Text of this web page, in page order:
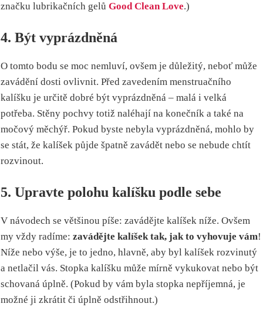
značku lubrikačních gelů Good Clean Love.)
4. Být vyprázdněná
O tomto bodu se moc nemluví, ovšem je důležitý, neboť může
zavádění dosti ovlivnit. Před zavedením menstruačního
kalíšku je určitě dobré být vyprázdněná – malá i velká
potřeba. Stěny pochvy totiž naléhají na konečník a také na
močový měchýř. Pokud byste nebyla vyprázdněná, mohlo by
se stát, že kalíšek půjde špatně zavádět nebo se nebude chtít
rozvinout.
5. Upravte polohu kalíšku podle sebe
V návodech se většinou píše: zavádějte kalíšek níže. Ovšem
my vždy radíme: zavádějte kalíšek tak, jak to vyhovuje vám!
Níže nebo výše, je to jedno, hlavně, aby byl kalíšek rozvinutý
a netlačil vás. Stopka kalíšku může mírně vykukovat nebo být
schovaná úplně. (Pokud by vám byla stopka nepříjemná, je
možné ji zkrátit či úplně odstřihnout.)